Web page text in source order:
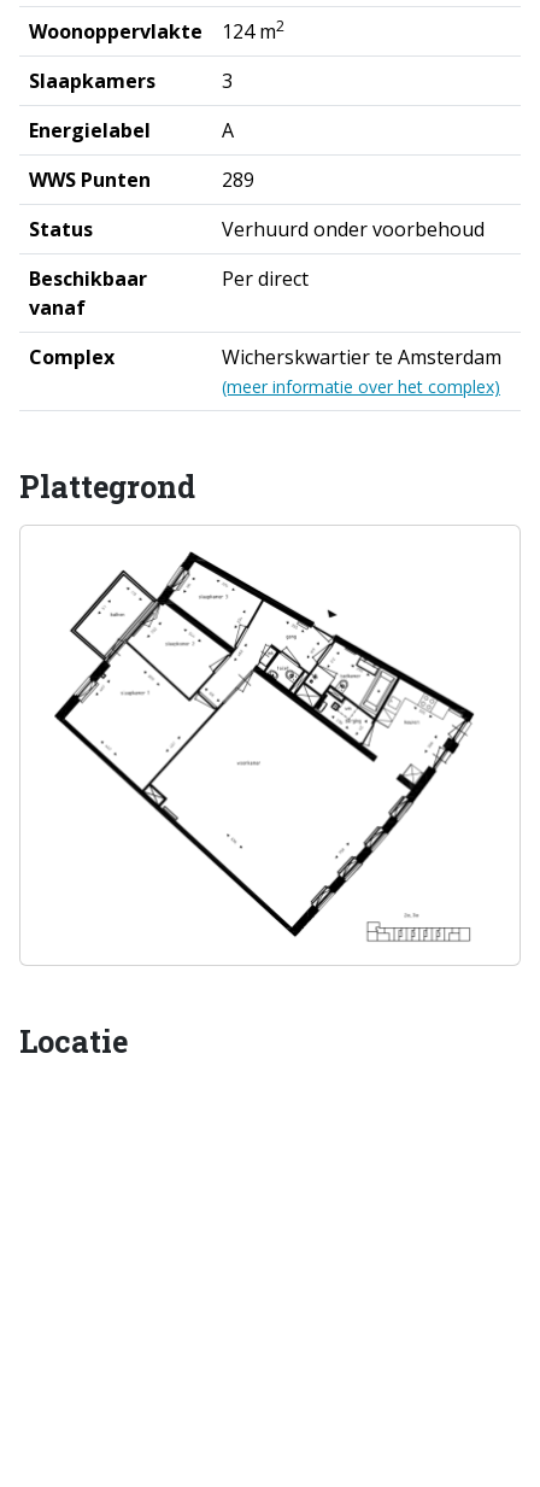
Woonoppervlakte 124 m2
Slaapkamers
3
Energielabel
A
WWS Punten
289
Status
Verhuurd onder voorbehoud
Beschikbaar
vanaf
Per direct
Complex Wicherskwartier te Amsterdam
(meer informatie over het complex)
Plattegrond
Locatie